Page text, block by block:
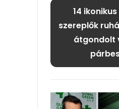
14
szereplők
átgondolt